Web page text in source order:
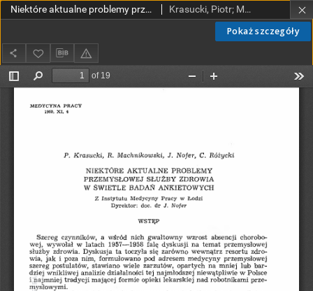
Pokaż szczegóły
Niektóre aktualne problemy przemysłowej służby zdrowia w świetle badań ankietowych Krasucki, Piotr; Machnikowski, J; Nofer, Jerzy; Różycki, C